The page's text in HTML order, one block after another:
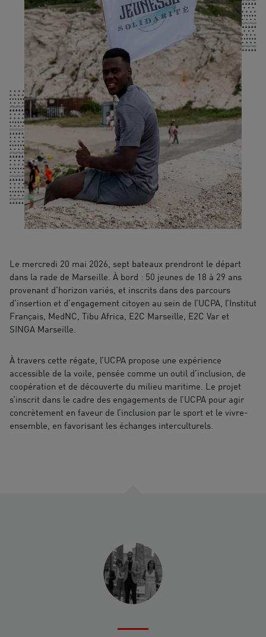
Le mercredi 20 mai 2026, sept bateaux prendront le départ
dans la rade de Marseille. À bord : 50 jeunes de 18 à 29 ans
provenant d’horizon variés, et inscrits dans des parcours
d’insertion et d’engagement citoyen au sein de l’UCPA, l’Institut
Français, MedNC, Tibu Africa, E2C Marseille, E2C Var et
SINGA Marseille.
À travers cette régate, l’UCPA propose une expérience
accessible de la voile, pensée comme un outil d’inclusion, de
coopération et de découverte du milieu maritime. Le projet
s’inscrit dans le cadre des engagements de l’UCPA pour agir
concrètement en faveur de l’inclusion par le sport et le vivre-
ensemble, en favorisant les échanges interculturels.